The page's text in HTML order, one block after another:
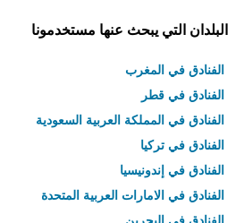
البلدان التي يبحث عنها مستخدمونا
الفنادق في المغرب
الفنادق في قطر
الفنادق في المملكة العربية السعودية
الفنادق في تركيا
الفنادق في إندونيسيا
الفنادق في الامارات العربية المتحدة
الفنادق في البحرين